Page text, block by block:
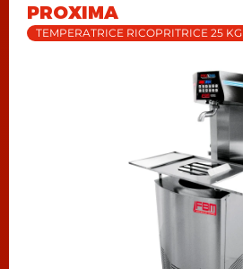
PROXIMA
TEMPERATRICE RICOPRITRICE 25 KG